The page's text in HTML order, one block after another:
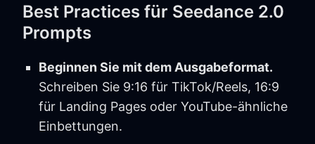
Best Practices für Seedance 2.0
Prompts
Beginnen Sie mit dem Ausgabeformat.
Schreiben Sie 9:16 für TikTok/Reels, 16:9
für Landing Pages oder YouTube-ähnliche
Einbettungen.